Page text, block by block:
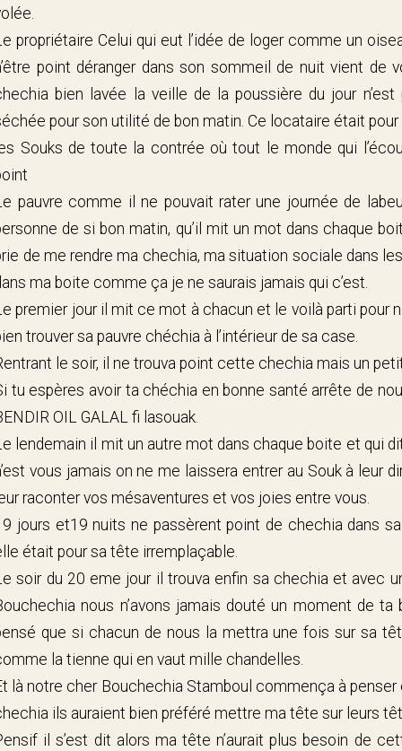
propriétaire Celui qui eut l’idée de loger comme un
point déranger dans son sommeil de nuit vient
bien lavée la veille de la poussière du jour n’est
pour son utilité de bon matin. Ce locataire était
Souks de toute la contrée où tout le monde qui
pauvre comme il ne pouvait rater une journée de
de si bon matin, qu’il mit un mot dans chaque
de me rendre ma chechia, ma situation sociale dans
ma boite comme ça je ne saurais jamais qui c’est.
premier jour il mit ce mot à chacun et le voilà parti pour
trouver sa pauvre chéchia à l’intérieur de sa case.
le soir, il ne trouva point cette chechia mais un
tu espères avoir ta chéchia en bonne santé arrête de
OIL GALAL fi lasouak.
lendemain il mit un autre mot dans chaque boite et qui
vous jamais on ne me laissera entrer au Souk à leur
raconter vos mésaventures et vos joies entre vous.
jours et19 nuits ne passèrent point de chechia dans
était pour sa tête irremplaçable.
soir du 20 eme jour il trouva enfin sa chechia et avec
nous n’avons jamais douté un moment de
que si chacun de nous la mettra une fois sur sa
la tienne qui en vaut mille chandelles.
là notre cher Bouchechia Stamboul commença à penser
ils auraient bien préféré mettre ma tête sur leurs
il s’est dit alors ma tête n’aurait plus besoin de